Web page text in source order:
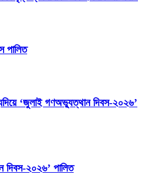
পালিত
‘জুলাই গণঅভ্যুত্থান দিবস-২০২৬’
দিবস-২০২৬’ পালিত